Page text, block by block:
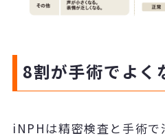
8割が手術でよく
iNPHは精密検査と手術で